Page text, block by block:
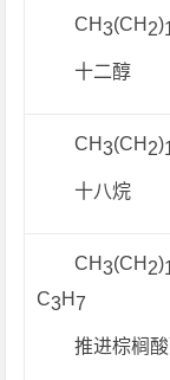
CH 3(CH 2)
十二醇
CH 3(CH 2)
十八烷
CH 3(CH 2)
C3H7
推进棕榈